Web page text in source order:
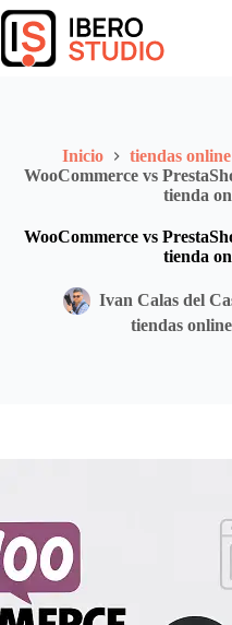
Saltar
al
contenido
Inicio
tiendas
WooCommerce vs
tienda
WooCommerce vs
tienda
Ivan Calas del
tiendas